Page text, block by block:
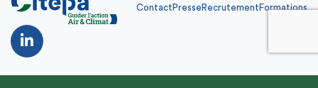
Contact Presse Recrutement Formations